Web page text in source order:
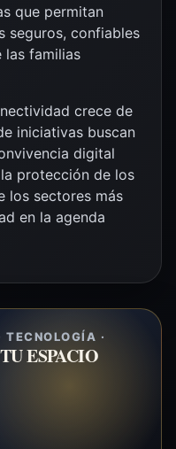
que permitan
seguros, confiables
las familias
crece de
iniciativas buscan
digital
protección de los
los sectores más
en la agenda
·
ESPACIO